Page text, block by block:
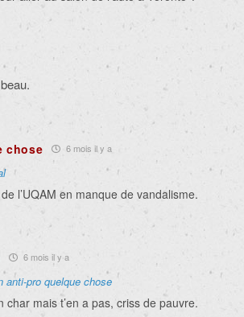
chose 6 mois il y a
l’UQAM en manque de vandalisme.
6 mois il y a
anti-pro quelque chose
char mais t’en a pas, criss de pauvre.